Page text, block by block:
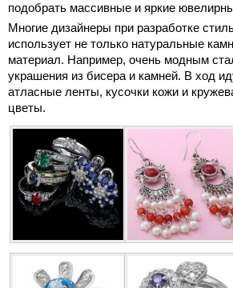
подобрать массивные и яркие
Многие дизайнеры при разработке
использует не только натуральные
материал. Например, очень модным
украшения из бисера и камней. В ход
атласные ленты, кусочки кожи и
цветы.